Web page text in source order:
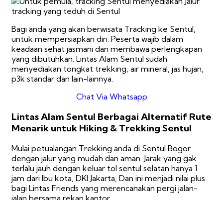
Bagi anda yang akan berwisata Tracking ke Sentul,
untuk mempersiapkan diri. Peserta wajib dalam
keadaan sehat jasmani dan membawa perlengkapan
yang dibutuhkan. Lintas Alam Sentul sudah
menyediakan tongkat trekking, air mineral, jas hujan,
p3k standar dan lain-lainnya.
Chat Via Whatsapp
Lintas Alam Sentul Berbagai Alternatif Rute
Menarik untuk Hiking & Trekking Sentul
Mulai petualangan Trekking anda di Sentul Bogor
dengan jalur yang mudah dan aman. Jarak yang gak
terlalu jauh dengan keluar tol sentul selatan hanya 1
jam dari Ibu kota, DKI Jakarta, Dan ini menjadi nilai plus
bagi Lintas Friends yang merencanakan pergi jalan-
jalan bersama rekan kantor